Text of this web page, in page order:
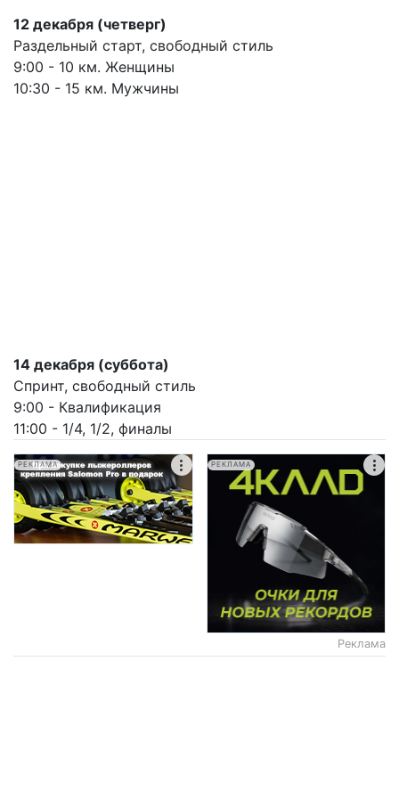
12 декабря (четверг)
Раздельный старт, свободный стиль
9:00 - 10 км. Женщины
10:30 - 15 км. Мужчины
14 декабря (суббота)
Спринт, свободный стиль
9:00 - Квалификация
11:00 - 1/4, 1/2, финалы
РЕКЛАМА РЕКЛАМА
Реклама